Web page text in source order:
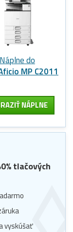
Náplne do
MP C2011
NÁPLNE
% tlačových
vyskúšať